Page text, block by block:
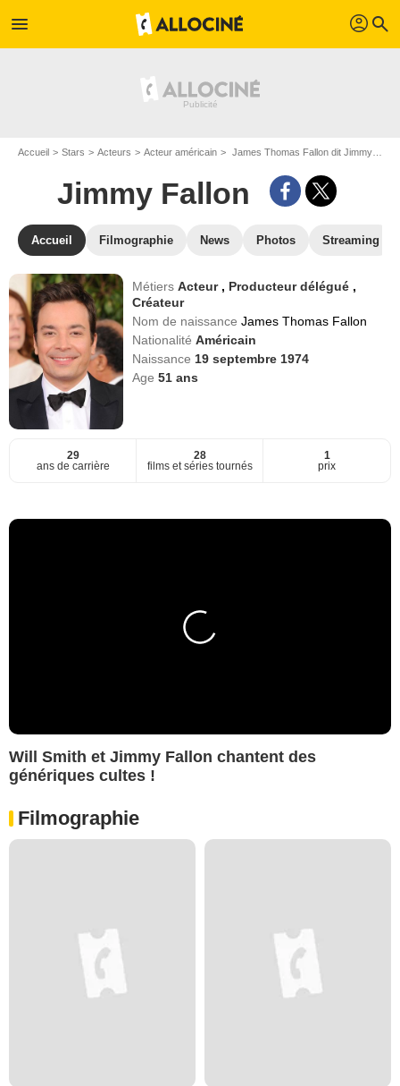
menu profil search
Accueil Stars Acteurs Acteur américain James Thomas Fallon dit Jimmy Fallon
Jimmy Fallon
Accueil Filmographie News Photos Streaming
MétiersActeur , Producteur délégué ,
Créateur
Nom de naissanceJames Thomas Fallon
NationalitéAméricain
Naissance 19 septembre 1974
Age51 ans
29
ans de carrière
28
films et séries tournés
1
prix
Will Smith et Jimmy Fallon chantent des
génériques cultes !
Filmographie